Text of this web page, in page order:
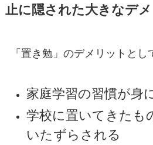
止に隠された大きなデ
「置き勉」のデメリットとし
家庭学習の習慣が身
学校に置いてきたも
いたずらされる